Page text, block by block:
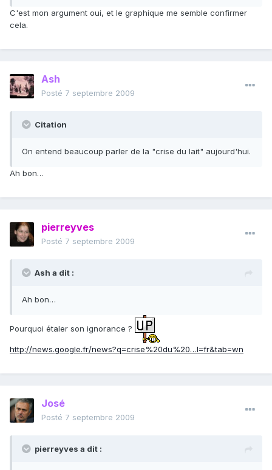
C'est mon argument oui, et le graphique me semble confirmer
cela.
Ash
Posté 7 septembre 2009
Citation
On entend beaucoup parler de la "crise du lait" aujourd'hui.
Ah bon…
pierreyves
Posté 7 septembre 2009
Ash a dit :
Ah bon…
Pourquoi étaler son ignorance ?
http://news.google.fr/news?q=crise%20du%20…l=fr&tab=wn
José
Posté 7 septembre 2009
pierreyves a dit :